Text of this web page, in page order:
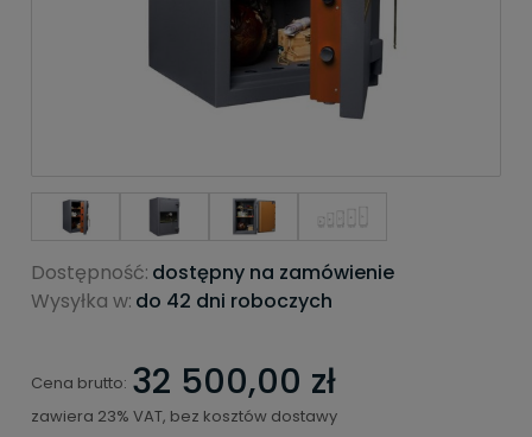
Dostępność: dostępny na zamówienie
Wysyłka w: do 42 dni roboczych
Cena brutto: 32 500,00 zł
zawiera 23% VAT, bez kosztów dostawy